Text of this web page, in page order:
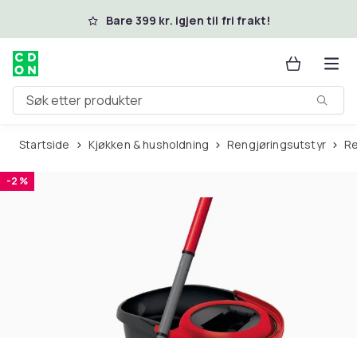
Hopp til hovedinnholdBare 399 kr. igjen til fri frakt!
Søk etter produkter
Startside Kjøkken & husholdning Rengjøringsutstyr
-2 %